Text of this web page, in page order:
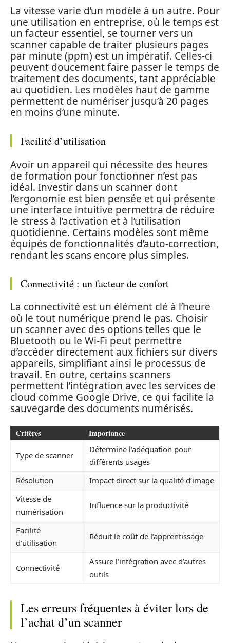
La vitesse varie d’un modèle à un autre. Pour
une utilisation en entreprise, où le temps est
un facteur essentiel, se tourner vers un
scanner capable de traiter plusieurs pages
par minute (ppm) est un impératif. Celles-ci
peuvent doucement faire passer le temps de
traitement des documents, tant appréciable
au quotidien. Les modèles haut de gamme
permettent de numériser jusqu’à 20 pages
en moins d’une minute.
Facilité d’utilisation
Avoir un appareil qui nécessite des heures
de formation pour fonctionner n’est pas
idéal. Investir dans un scanner dont
l’ergonomie est bien pensée et qui présente
une interface intuitive permettra de réduire
le stress à l’activation et à l’utilisation
quotidienne. Certains modèles sont même
équipés de fonctionnalités d’auto-correction,
rendant les scans encore plus simples.
Connectivité : un facteur de confort
La connectivité est un élément clé à l’heure
où le tout numérique prend le pas. Choisir
un scanner avec des options telles que le
Bluetooth ou le Wi-Fi peut permettre
d’accéder directement aux fichiers sur divers
appareils, simplifiant ainsi le processus de
travail. En outre, certains scanners
permettent l’intégration avec les services de
cloud comme Google Drive, ce qui facilite la
sauvegarde des documents numérisés.
Critères Importance
Type de scanner
Détermine l’adéquation pour
différents usages
Résolution
Impact direct sur la qualité d’image
Vitesse de
numérisation
Influence sur la productivité
Facilité
d’utilisation
Réduit le coût de l’apprentissage
Connectivité
Assure l’intégration avec d’autres
outils
Les erreurs fréquentes à éviter lors de
l’achat d’un scanner